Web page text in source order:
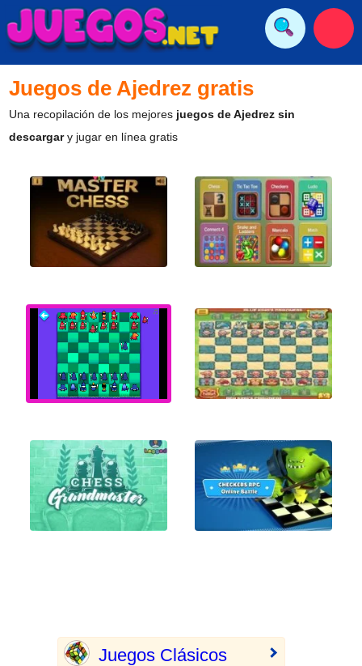
Juegos de Ajedrez gratis
Una recopilación de los mejores juegos de Ajedrez sin
descargary jugar en línea gratis
Juegos Clásicos